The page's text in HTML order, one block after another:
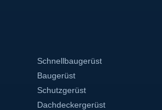
Schnellbaugerüst
Baugerüst
Schutzgerüst
Dachdeckergerüst